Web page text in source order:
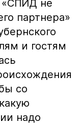
«СПИД не
партнера»
и гостям
со
надо